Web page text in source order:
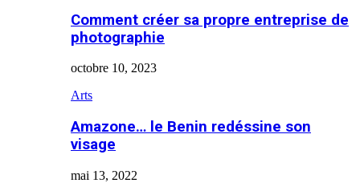
Comment créer sa propre entreprise de
photographie
octobre 10, 2023
Arts
Amazone… le Benin redéssine son
visage
mai 13, 2022